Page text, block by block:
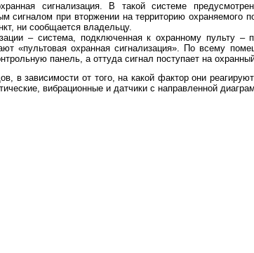
сигнализация. В такой системе
сигналом при вторжении на территорию охраняемого
ни сообщается владельцу.
– система, подключенная к охранному пульту –
«пультовая охранная сигнализация». По всему
панель, а оттуда сигнал поступает на
в зависимости от того, на какой фактор они
вибрационные и датчики с направленной